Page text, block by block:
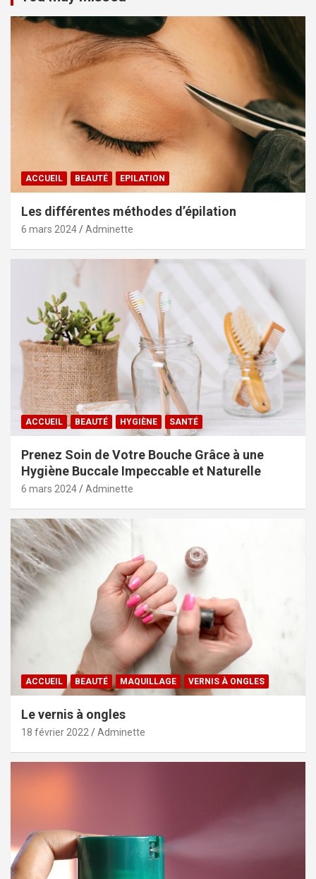
ACCUEIL BEAUTÉ EPILATION
Les différentes méthodes d’épilation
6 mars 2024 Adminette
ACCUEIL BEAUTÉ HYGIÈNE SANTÉ
Prenez Soin de Votre Bouche Grâce à une
Hygiène Buccale Impeccable et Naturelle
6 mars 2024 Adminette
ACCUEIL BEAUTÉ MAQUILLAGE VERNIS À ONGLES
Le vernis à ongles
18 février 2022 Adminette